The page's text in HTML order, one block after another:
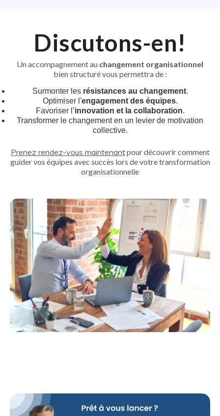
Discutons-en!
Un accompagnement au changement organisationnel
bien structuré vous permettra de :
Surmonter les résistances au changement.
Optimiser l'engagement des équipes.
Favoriser l’innovation et la collaboration.
Transformer le changement en un levier de motivation
collective.
Prenez rendez-vous maintenantpour découvrir comment
guider vos équipes avec succès lors de votre transformation
organisationnelle